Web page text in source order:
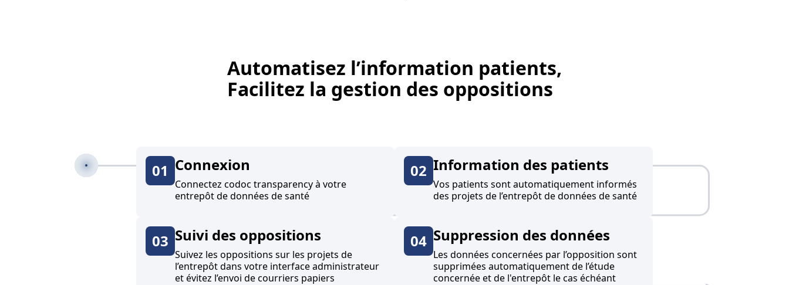
Automatisez l’information patients,
Facilitez la gestion des oppositions
01 Connexion
Connectez codoc transparency à votre
entrepôt de données de santé
02 Information des patients
Vos patients sont automatiquement informés
des projets de l’entrepôt de données de santé
03 Suivi des oppositions
Suivez les oppositions sur les projets de
l’entrepôt dans votre interface administrateur
et évitez l’envoi de courriers papiers
04 Suppression des données
Les données concernées par l’opposition sont
supprimées automatiquement de l’étude
concernée et de l'entrepôt le cas échéant